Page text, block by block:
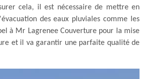
cela, il est nécessaire de mettre en
des eaux pluviales comme les
à Mr Lagrenee Couverture pour la mise
et il va garantir une parfaite qualité de